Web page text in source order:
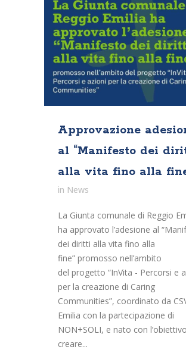
Approvazione
al “Manifesto dei
alla vita fino alla
in News
La Giunta comunale di Reggio
ha approvato l’adesione al
dei diritti alla vita fino alla
fine” promosso nell’ambito
del progetto “InVita - Percorsi e
per la creazione di Caring
Communities”, coordinato da
Emilia con la partecipazione di
NON+SOLI, e nato con
creare...